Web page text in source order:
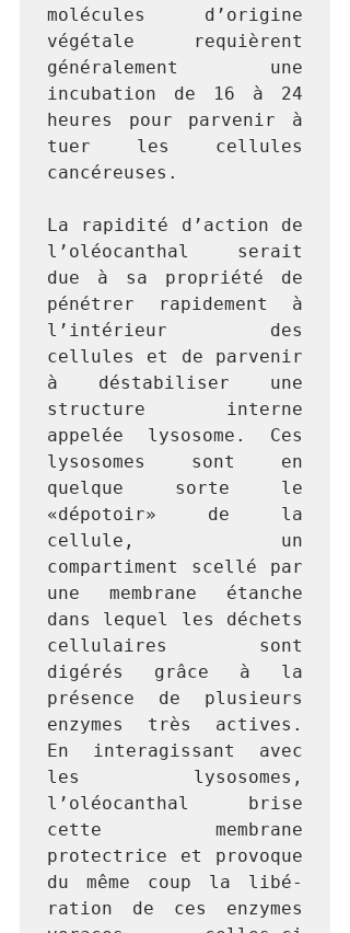
molécules d’origine
végétale requièrent
généralement une
incubation de 16 à 24
heures pour parvenir à
tuer les cellules
cancéreuses.
La rapidité d’action de
l’oléocanthal serait
due à sa propriété de
pénétrer rapidement à
l’intérieur des
cellules et de parvenir
à déstabiliser une
structure interne
appelée lysosome. Ces
lysosomes sont en
quelque sorte le
«dépotoir» de la
cellule, un
compartiment scellé par
une membrane étanche
dans lequel les déchets
cellulaires sont
digérés grâce à la
présence de plusieurs
enzymes très actives.
En interagissant avec
les lysosomes,
l’oléocanthal brise
cette membrane
protectrice et provoque
du même coup la libé­
ration de ces enzymes